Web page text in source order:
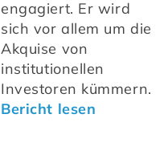
engagiert. Er wird
sich vor allem um die
Akquise von
institutionellen
Bericht lesen